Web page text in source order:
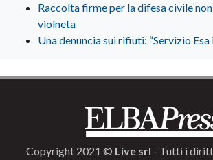
Raccolta firme per la difesa civile
violneta
Una denuncia sui rifiuti: “Servizio
Copyright 2021 © Live srl - Tutti i